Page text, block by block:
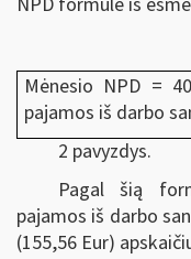
Mėnesio NPD =
pajamos iš darbo
2 pavyzdys.
Pagal šią
pajamos iš darbo
(155,56 Eur)